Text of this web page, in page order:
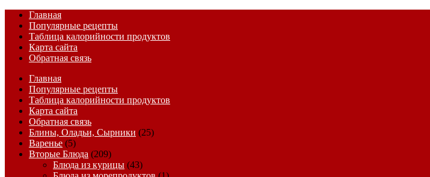
Главная
Популярные рецепты
Таблица калорийности продуктов
Карта сайта
Обратная связь
Главная
Популярные рецепты
Таблица калорийности продуктов
Карта сайта
Обратная связь
Блины, Оладьи, Сырники (25)
Варенье (5)
Вторые Блюда (209)
Блюда из курицы (43)